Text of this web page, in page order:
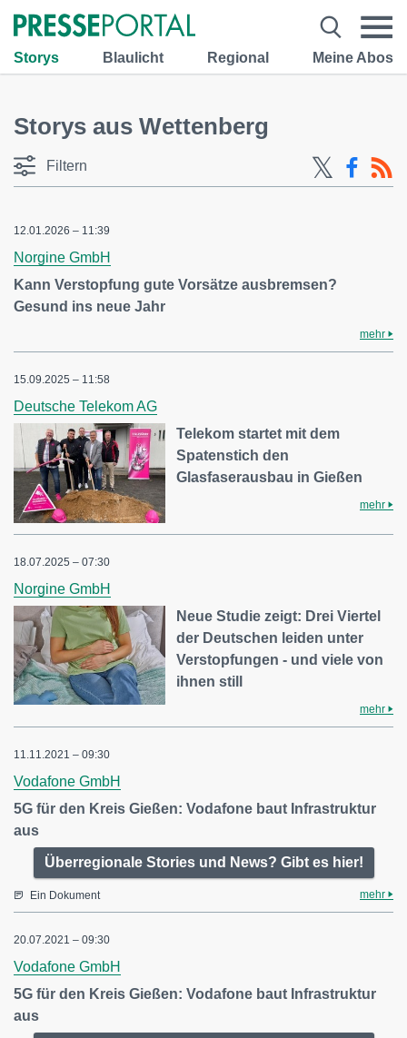
Storys Blaulicht Regional Meine Abos
Storys aus Wettenberg
Filtern
12.01.2026 – 11:39
Norgine GmbH
Kann Verstopfung gute Vorsätze ausbremsen?
Gesund ins neue Jahr
mehr
15.09.2025 – 11:58
Deutsche Telekom AG
Telekom startet mit dem
Spatenstich den
Glasfaserausbau in Gießen
mehr
18.07.2025 – 07:30
Norgine GmbH
Neue Studie zeigt: Drei Viertel
der Deutschen leiden unter
Verstopfungen - und viele von
ihnen still
mehr
11.11.2021 – 09:30
Vodafone GmbH
5G für den Kreis Gießen: Vodafone baut Infrastruktur
aus
Überregionale Stories und News? Gibt es hier!
Ein Dokument mehr
20.07.2021 – 09:30
Vodafone GmbH
5G für den Kreis Gießen: Vodafone baut Infrastruktur
aus